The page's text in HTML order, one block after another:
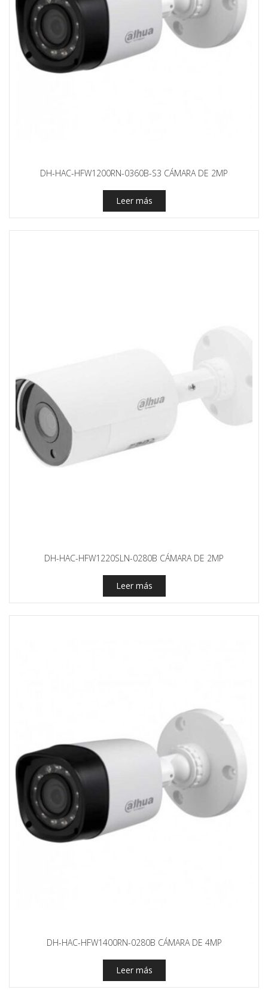
DH-HAC-HFW1200RN-0360B-S3 CÁMARA DE 2MP
Leer más
DH-HAC-HFW1220SLN-0280B CÁMARA DE 2MP
Leer más
DH-HAC-HFW1400RN-0280B CÁMARA DE 4MP
Leer más